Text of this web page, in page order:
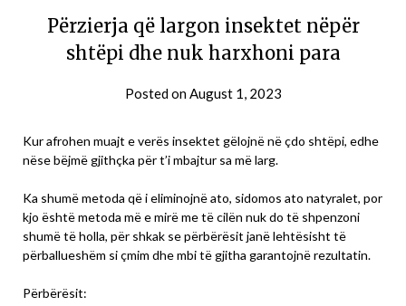
Përzierja që largon insektet nëpër
shtëpi dhe nuk harxhoni para
Posted onAugust 1, 2023
Kur afrohen muajt e verës insektet gëlojnë në çdo shtëpi, edhe
nëse bëjmë gjithçka për t’i mbajtur sa më larg.
Ka shumë metoda që i eliminojnë ato, sidomos ato natyralet, por
kjo është metoda më e mirë me të cilën nuk do të shpenzoni
shumë të holla, për shkak se përbërësit janë lehtësisht të
përballueshëm si çmim dhe mbi të gjitha garantojnë rezultatin.
Përbërësit: